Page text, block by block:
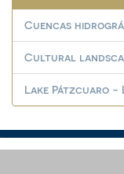
Cuencas
Cultural
Lake Pátzcuaro -